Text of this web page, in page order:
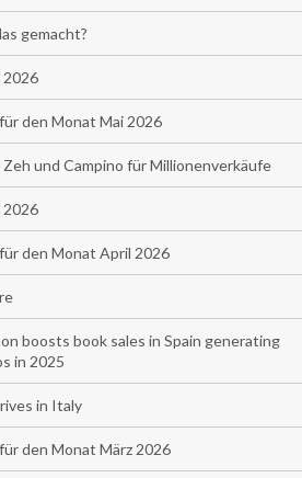
gemacht?
2026
den Monat Mai 2026
und Campino für Millionenverkäufe
2026
den Monat April 2026
boosts book sales in Spain generating
in 2025
in Italy
den Monat März 2026